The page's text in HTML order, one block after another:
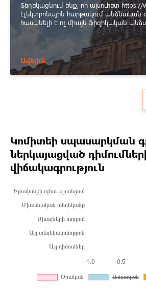
Տեղեկացնում ենք, որ այսուհետ https://
էլեկտրոնային հարթակում անձնական
հասանելի է ոչ միայն ֆիզիկական
են գրանցվել, անձնական գրասենյակ
գործիքակազմից նաև
Ավելին
Կոմիտեի սպասարկման
ներկայացված
վիճակագրություն